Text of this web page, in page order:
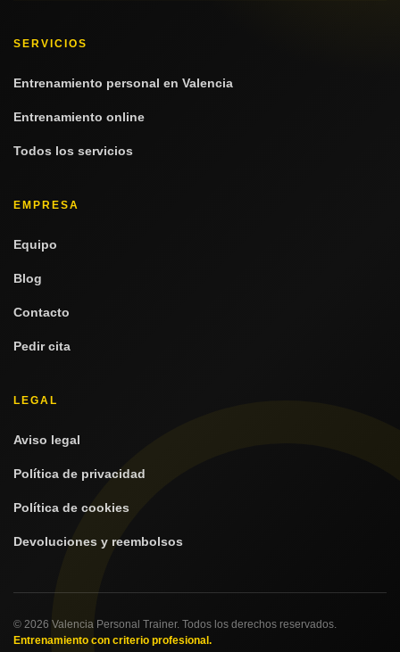
SERVICIOS
Entrenamiento personal en Valencia
Entrenamiento online
Todos los servicios
EMPRESA
Equipo
Blog
Contacto
Pedir cita
LEGAL
Aviso legal
Política de privacidad
Política de cookies
Devoluciones y reembolsos
© 2026 Valencia Personal Trainer. Todos los derechos reservados.
Entrenamiento con criterio profesional.